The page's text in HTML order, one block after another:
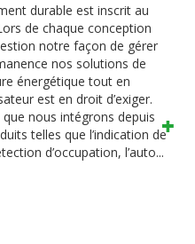
durable est inscrit au
de chaque conception
notre façon de gérer
nos solutions de
énergétique tout en
est en droit d’exiger.
nous intégrons depuis
telles que l’indication de
d’occupation, l’auto...